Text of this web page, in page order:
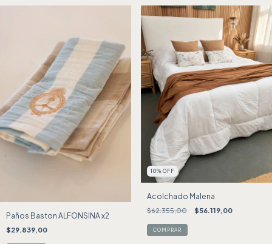
Paños Baston ALFONSINA x2
$29.839,00
10% OFF
Acolchado Malena
$62.355,00 $56.119,00
COMPRAR